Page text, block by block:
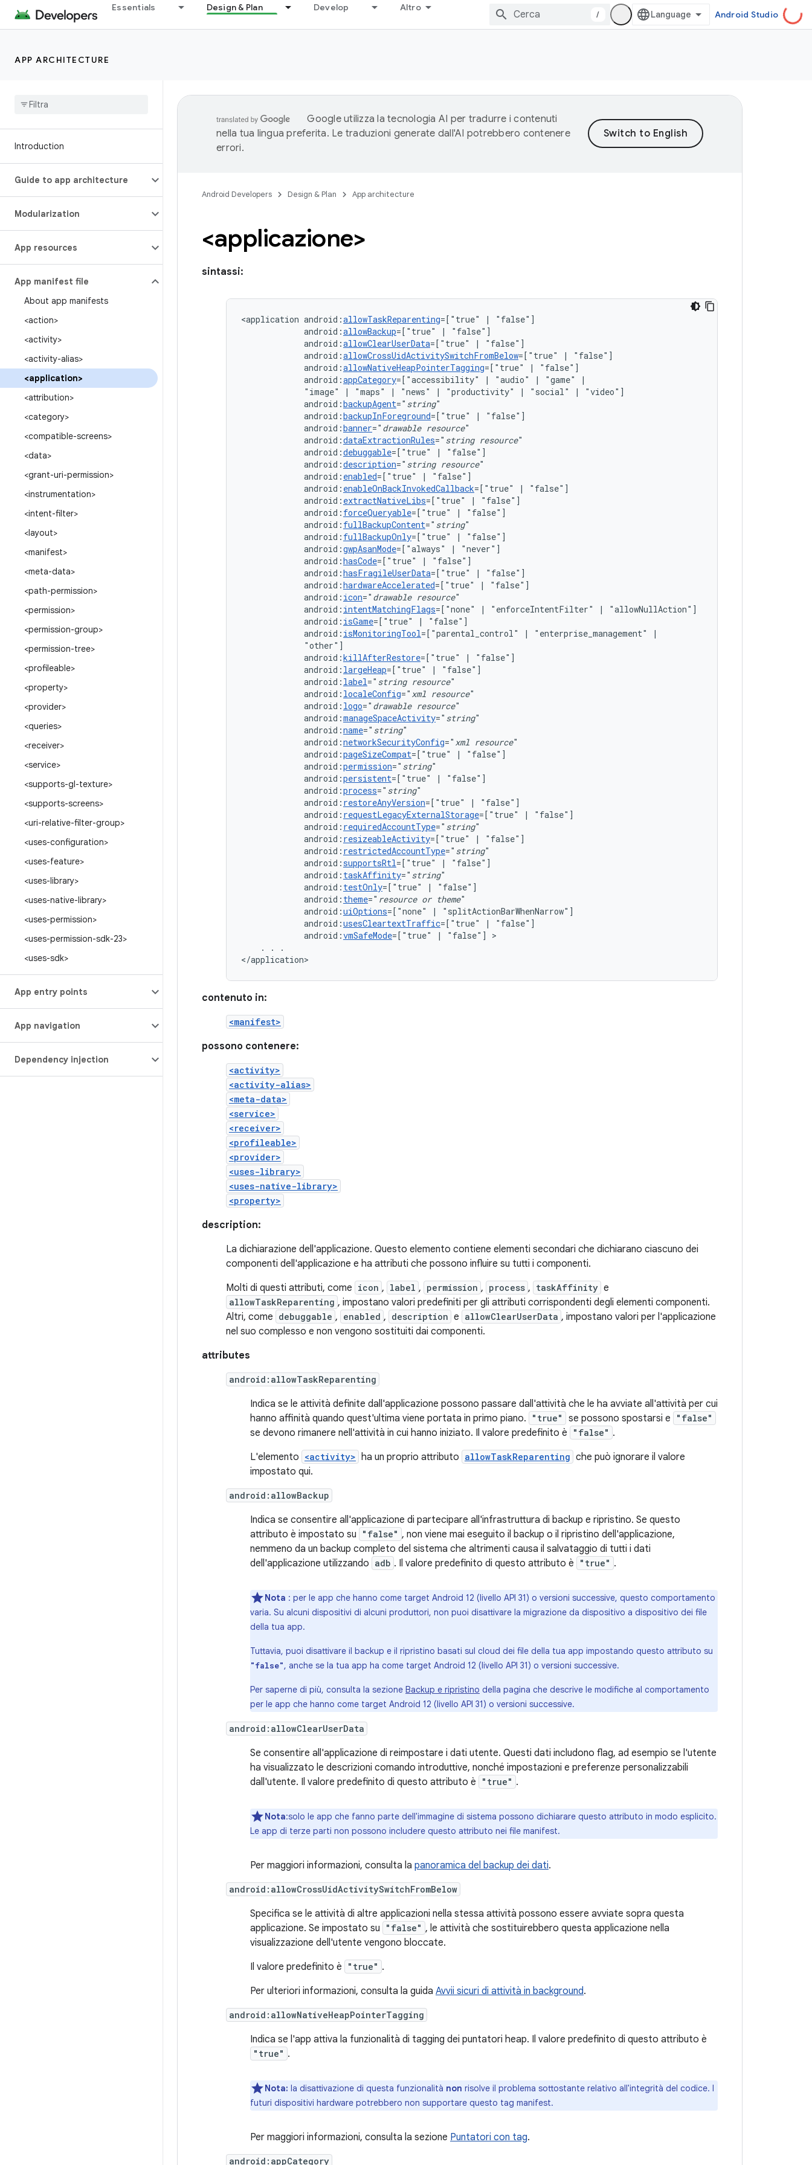
Essentials Design & Plan Develop Altro
/ Android Studio
APP ARCHITECTURE
Introduction
Guide to app architecture
Modularization
App resources
App manifest file
About app manifests
<action>
<activity>
<activity-alias>
<application>
<attribution>
<category>
<compatible-screens>
<data>
<grant-uri-permission>
<instrumentation>
<intent-filter>
<layout>
<manifest>
<meta-data>
<path-permission>
<permission>
<permission-group>
<permission-tree>
<profileable>
<property>
<provider>
<queries>
<receiver>
<service>
<supports-gl-texture>
<supports-screens>
<uri-relative-filter-group>
<uses-configuration>
<uses-feature>
<uses-library>
<uses-native-library>
<uses-permission>
<uses-permission-sdk-23>
<uses-sdk>
App entry points
App navigation
Dependency injection
Google utilizza la tecnologia AI per tradurre i contenuti
nella tua lingua preferita. Le traduzioni generate dall'AI potrebbero contenere
errori.
Android Developers Design & Plan App architecture
<applicazione>
sintassi:
<application android:allowTaskReparenting=["true" |
android:allowBackup=["true" |
android:allowClearUserData=["true" |
android:allowCrossUidActivitySwitchFromBelow=["true" |
android:allowNativeHeapPointerTagging=["true" |
android:appCategory=["accessibility" | "audio" | "game"
"image"
| "maps" | "news" | "productivity" | "social" |
android:backupAgent=" string
android:backupInForeground=["true" |
android:banner=" drawable resource
android:dataExtractionRules=" string resource
android:debuggable=["true" |
android:description=" string resource
android: enabled=["true" |
android: enableOnBackInvokedCallback=["true" |
android: extractNativeLibs=["true" |
android: forceQueryable=["true" |
android: fullBackupContent=" string
android: fullBackupOnly=["true" |
android:gwpAsanMode=["always" |
android:hasCode=["true" |
android:hasFragileUserData=["true" |
android:hardwareAccelerated=["true" |
android: icon=" drawable resource
android: intentMatchingFlags=["none" | "enforceIntentFilter" |
android: isGame=["true" |
android: isMonitoringTool=["parental_control" | "enterprise_management"
android:killAfterRestore=["true" |
android: largeHeap=["true" |
android: label=" string resource
android: localeConfig=" xml resource
android: logo=" drawable resource
android:manageSpaceActivity=" string
android:name=" string
android:networkSecurityConfig=" xml resource
android:pageSizeCompat=["true" |
android:permission=" string
android:persistent=["true" |
android:process=" string
android: restoreAnyVersion=["true" |
android: requestLegacyExternalStorage=["true" |
android: requiredAccountType=" string
android: resizeableActivity=["true" |
android: restrictedAccountType=" string
android:supportsRtl=["true" |
android: taskAffinity=" string
android: testOnly=["true" |
android: theme=" resource or theme
android:uiOptions=["none" |
android:usesCleartextTraffic=["true" |
android:vmSafeMode=["true" | "false"]
.
.
.
</application>
contenuto in:
<manifest>
possono contenere:
<activity>
<activity-alias>
<meta-data>
<service>
<receiver>
<profileable>
<provider>
<uses-library>
<uses-native-library>
<property>
description:
La dichiarazione dell'applicazione. Questo elemento contiene elementi secondari che dichiarano ciascuno dei
componenti dell'applicazione e ha attributi che possono influire su tutti i componenti.
Molti di questi attributi, come icon , label , permission , process , taskAffinity e
allowTaskReparenting , impostano valori predefiniti per gli attributi corrispondenti degli elementi componenti.
Altri, come debuggable , enabled , description e allowClearUserData , impostano valori per l'applicazione
nel suo complesso e non vengono sostituiti dai componenti.
attributes
android:allowTaskReparenting
Indica se le attività definite dall'applicazione possono passare dall'attività che le ha avviate all'attività per cui
hanno affinità quando quest'ultima viene portata in primo piano.
"true" se possono spostarsi e "false"
se devono rimanere nell'attività in cui hanno iniziato. Il valore predefinito è "false" .
L'elemento <activity> ha un proprio attributo allowTaskReparenting che può ignorare il valore
impostato qui.
android:allowBackup
Indica se consentire all'applicazione di partecipare all'infrastruttura di backup e ripristino. Se questo
attributo è impostato su
"false" , non viene mai eseguito il backup o il ripristino dell'applicazione,
nemmeno da un backup completo del sistema che altrimenti causa il salvataggio di tutti i dati
dell'applicazione utilizzando adb . Il valore predefinito di questo attributo è "true" .
Nota : per le app che hanno come target Android 12 (livello API 31) o versioni successive, questo comportamento
varia. Su alcuni dispositivi di alcuni produttori, non puoi disattivare la migrazione da dispositivo a dispositivo dei file
della tua app.
Tuttavia, puoi disattivare il backup e il ripristino basati sul cloud dei file della tua app impostando questo attributo su
"false", anche se la tua app ha come target Android 12 (livello API 31) o versioni successive.
Per saperne di più, consulta la sezione Backup e ripristino della pagina che descrive le modifiche al comportamento
per le app che hanno come target Android 12 (livello API 31) o versioni successive.
android:allowClearUserData
Se consentire all'applicazione di reimpostare i dati utente. Questi dati includono flag, ad esempio se l'utente
ha visualizzato le descrizioni comando introduttive, nonché impostazioni e preferenze personalizzabili
dall'utente. Il valore predefinito di questo attributo è
"true" .
Nota:solo le app che fanno parte dell'immagine di sistema possono dichiarare questo attributo in modo esplicito.
Le app di terze parti non possono includere questo attributo nei file manifest.
Per maggiori informazioni, consulta la panoramica del backup dei dati.
android:allowCrossUidActivitySwitchFromBelow
Specifica se le attività di altre applicazioni nella stessa attività possono essere avviate sopra questa
applicazione. Se impostato su
"false" , le attività che sostituirebbero questa applicazione nella
visualizzazione dell'utente vengono bloccate.
Il valore predefinito è
"true" .
Per ulteriori informazioni, consulta la guida Avvii sicuri di attività in background.
android:allowNativeHeapPointerTagging
Indica se l'app attiva la funzionalità di tagging dei puntatori heap. Il valore predefinito di questo attributo è
"true" .
Nota: la disattivazione di questa funzionalità non risolve il problema sottostante relativo all'integrità del codice. I
futuri dispositivi hardware potrebbero non supportare questo tag manifest.
Per maggiori informazioni, consulta la sezione Puntatori con tag.
android:appCategory